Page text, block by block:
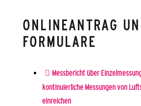
ONLINEANTRAG
FORMULARE
Messbericht über
kontinuierliche Messungen von
einreichen